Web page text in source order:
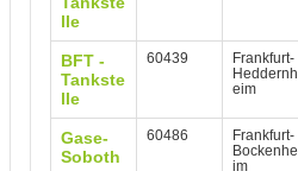
lle
BFT -
Tankste
lle
60439
Frankfurt-
Heddernh
eim
Gase-
Soboth
60486
Frankfurt-
Bockenhe
im